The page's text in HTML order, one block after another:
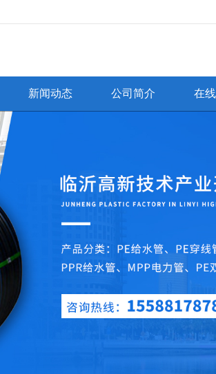
新闻动态 公司简介 在